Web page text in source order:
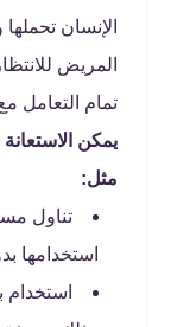
الإنسان
المريض
تمام التعامل
يمكن
مثل:
تناول
استخدامها
استخدام